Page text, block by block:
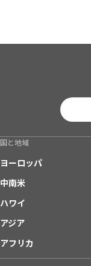
国と地域
ヨーロッパ
中南米
ハワイ
アジア
アフリカ